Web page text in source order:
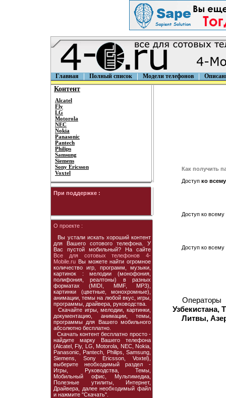
Главная Полный список Модели телефонов
Контент
Alcatel
Fly
LG
Motorola
NEC
Nokia
Panasonic
Pantech
Philips
Samsung
Siemens
Sony Ericsson
Voxtel
При поддержке :
О проекте :
Вы устали искать хороший контент
для Вашего сотового телефона. У
Вас пустой мобильный? На сайте
Все для сотовых телефонов 4-
Mobile.ru Вы можете найти огромное
количество игр, программ, музыки,
картинок : мелодии (монофония,
полифония, реалтоны) в разных
форматах (MIDI, MMF, MP3),
картинки (цветные, монохромные),
анимации, темы на любой вкус, игры,
программы, драйвера, руководства.
Скачайте игры, мелодии, картинки,
документацию, анимации, темы,
программы для Вашего мобильного
абсолютно бесплатно.
Скачать контент бесплатно просто -
найдите марку Вашего телефона
(Alcatel, Fly, LG, Motorola, NEC, Nokia,
Panasonic, Pantech, Philips, Samsung,
Siemens, Sony Ericsson, Voxtel),
выберите необходимый раздел -
Игры, Руководства, Темы,
Мобильный офис, Мультимедиа,
Полезные утилиты, Интернет,
Драйвера, далее необходимый файл
и нажмите "Скачать".
Как получить
Доступ ко
Доступ ко всему
Доступ ко
Операторы
Узбекистана,
Литвы,